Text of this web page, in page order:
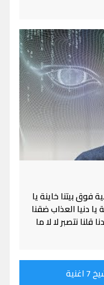
فوق بيتنا خاينة يا
يا دنيا العذاب ضقنا
نتصبر لا لا ما